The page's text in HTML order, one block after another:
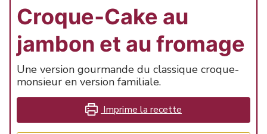
Croque‑Cake au
jambon et au fromage
Une version gourmande du classique croque-
monsieur en version familiale.
Imprime la recette